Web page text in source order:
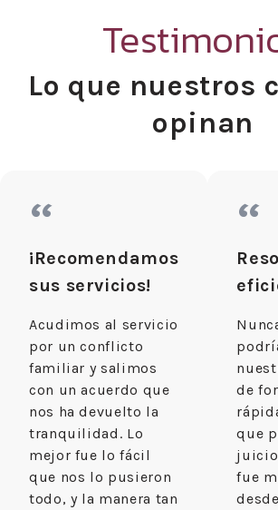
Lo que nuestros
opinan
“
¡Recomendamos
sus servicios!
Acudimos al servicio
por un conflicto
familiar y salimos
con un acuerdo que
nos ha devuelto la
tranquilidad. Lo
mejor fue lo fácil
que nos lo pusieron
todo, y la manera tan
“
de
que
fue